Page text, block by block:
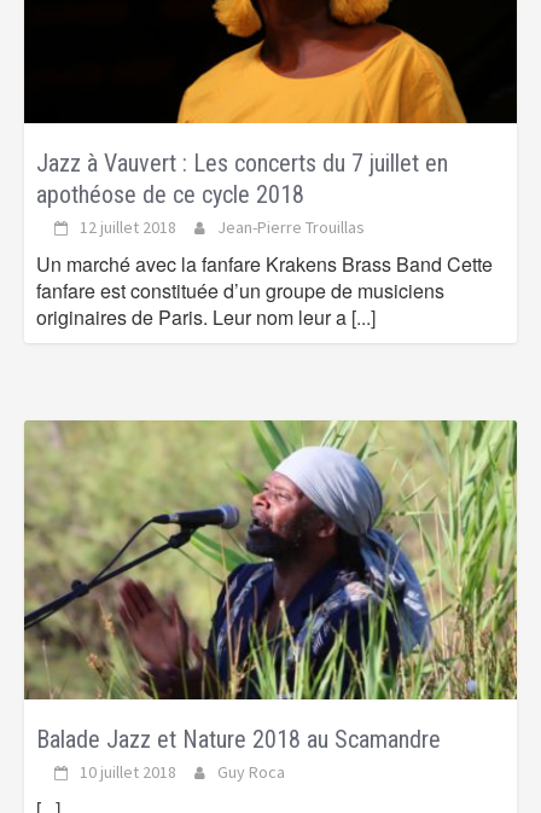
Jazz à Vauvert : Les concerts du 7 juillet en
apothéose de ce cycle 2018
12 juillet 2018 Jean-Pierre Trouillas
Un marché avec la fanfare Krakens Brass Band Cette
fanfare est constituée d’un groupe de musiciens
originaires de Paris. Leur nom leur a [...]
Balade Jazz et Nature 2018 au Scamandre
10 juillet 2018 Guy Roca